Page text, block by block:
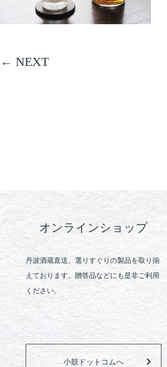
オンラインショップ
丹波酒蔵直送、選りすぐりの製品を取り揃
えております。贈答品などにも是非ご利用
ください。
小鼓ドットコムへ